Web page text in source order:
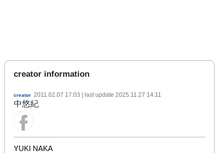
creator information
creator 2011.02.07 17:03 | last update 2025.11.27 14:11
中悠紀
YUKI NAKA